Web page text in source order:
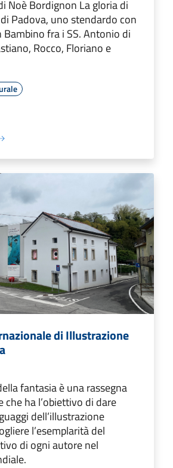
Noè Bordignon La gloria di
Padova, uno stendardo con
fra i SS. Antonio di
Rocco, Floriano e
di Illustrazione
fantasia è una rassegna
che ha l’obiettivo di dare
dell’illustrazione
l’esemplarità del
di ogni autore nel